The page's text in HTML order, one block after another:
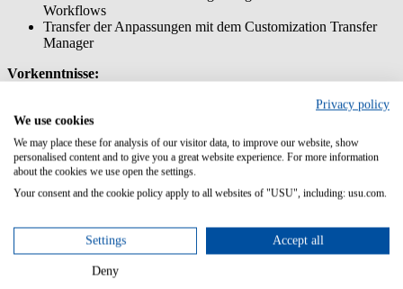
Workflows
Transfer der Anpassungen mit dem Customization Transfer
Manager
Vorkenntnisse:
Teilnahme am Training USM Admin: Customizing
Zielgruppe:
System Manager
System Administratoren
Contact
Privacy policy
We use cookies
We may place these for analysis of our visitor data, to improve our website, show
personalised content and to give you a great website experience. For more information
about the cookies we use open the settings.
Your consent and the cookie policy apply to all websites of "USU", including: usu.com.
Settings Accept all
Deny